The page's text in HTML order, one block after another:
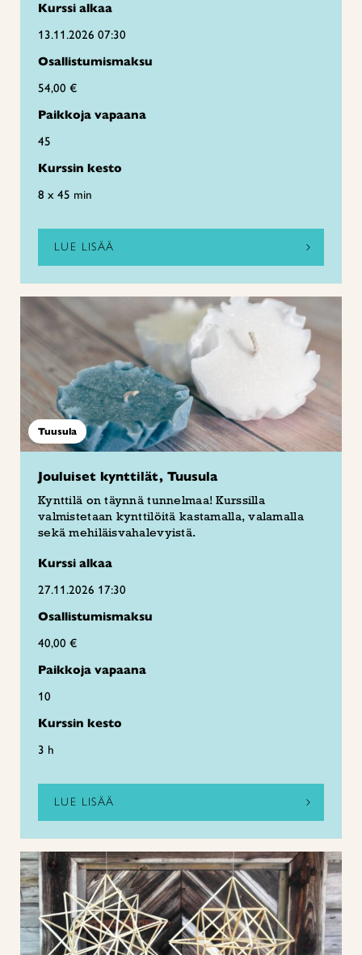
Kurssi alkaa
13.11.2026 07:30
Osallistumismaksu
54,00 €
Paikkoja vapaana
45
Kurssin kesto
8 x 45 min
LUE LISÄÄ
Tuusula
Jouluiset kynttilät, Tuusula
Kynttilä on täynnä tunnelmaa! Kurssilla
valmistetaan kynttilöitä kastamalla, valamalla
sekä mehiläisvahalevyistä.
Kurssi alkaa
27.11.2026 17:30
Osallistumismaksu
40,00 €
Paikkoja vapaana
10
Kurssin kesto
3 h
LUE LISÄÄ